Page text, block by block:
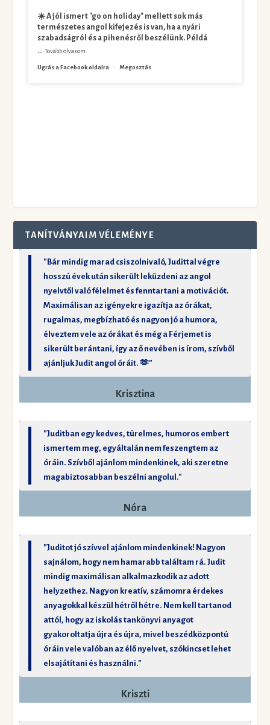
☀️ A jól ismert "go on holiday" mellett sok más
természetes angol kifejezés is van, ha a nyári
szabadságról és a pihenésről beszélünk. Példá
...Tovább olvasom
Ugrás a Facebook oldalra · Megosztás
TANÍTVÁNYAIM VÉLEMÉNYE
"Bár mindig marad csiszolnivaló, Judittal végre
hosszú évek után sikerült leküzdeni az angol
nyelvtől való félelmet és fenntartani a motivációt.
Maximálisan az igényekre igazítja az órákat,
rugalmas, megbízható és nagyon jó a humora,
élveztem vele az órákat és még a Férjemet is
sikerült berántani, így az ő nevében is írom, szívből
ajánljuk Judit angol óráit. 🫶"
Krisztina
"Juditban egy kedves, türelmes, humoros embert
ismertem meg, egyáltalán nem feszengtem az
óráin. Szívből ajánlom mindenkinek, aki szeretne
magabiztosabban beszélni angolul."
Nóra
"Juditot jó szívvel ajánlom mindenkinek! Nagyon
sajnálom, hogy nem hamarabb találtam rá. Judit
mindig maximálisan alkalmazkodik az adott
helyzethez. Nagyon kreatív, számomra érdekes
anyagokkal készül hétről hétre. Nem kell tartanod
attól, hogy az iskolás tankönyvi anyagot
gyakoroltatja újra és újra, mivel beszédközpontú
óráin vele valóban az élő nyelvet, szókincset lehet
elsajátítani és használni."
Kriszti